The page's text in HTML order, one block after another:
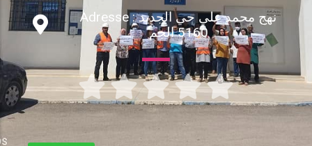
Inscription en Ligne
Foire aux Questions
Adresse : نهج محمد علي حي الجديد
5160 الجم
